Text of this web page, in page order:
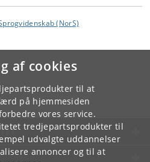
af cookies
til at
på hjemmesiden
vores service.
tredjepartsprodukter til
udvalgte uddannelser
annoncer og til at
(NorS)